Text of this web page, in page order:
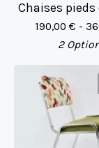
Chaises pieds
190,00 € -
2